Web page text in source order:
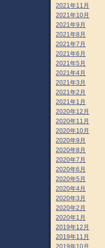
2021年11月
2021年10月
2021年9月
2021年8月
2021年7月
2021年6月
2021年5月
2021年4月
2021年3月
2021年2月
2021年1月
2020年12月
2020年11月
2020年10月
2020年9月
2020年8月
2020年7月
2020年6月
2020年5月
2020年4月
2020年3月
2020年2月
2020年1月
2019年12月
2019年11月
2019年10月